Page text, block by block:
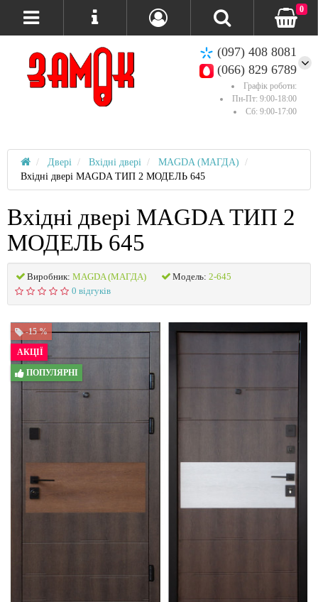
(097) 408 8081
(066) 829 6789
Графік роботи:
Пн-Пт: 9:00-18:00
Сб: 9:00-17:00
0
Двері Вхідні двері
MAGDA (МАГДА)
Вхідні двері MAGDA ТИП 2 МОДЕЛЬ 645
Вхідні двері MAGDA ТИП 2
МОДЕЛЬ 645
Виробник: MAGDA (МАГДА) Модель: 2-645
0 відгуків
-15 %
АКЦІЇ
ПОПУЛЯРНІ